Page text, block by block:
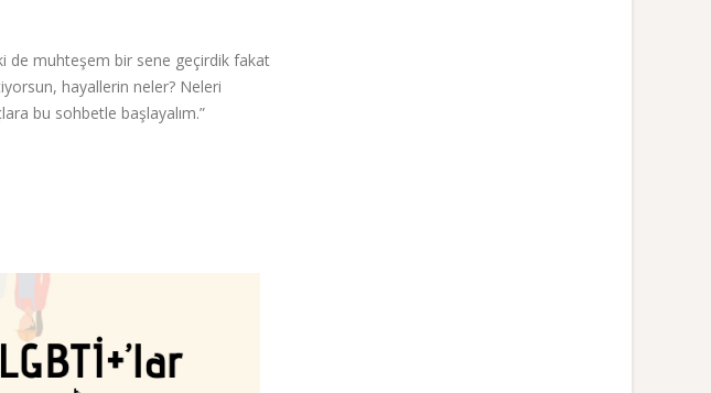
de muhteşem bir sene geçirdik fakat
hayallerin neler? Neleri
bu sohbetle başlayalım.”